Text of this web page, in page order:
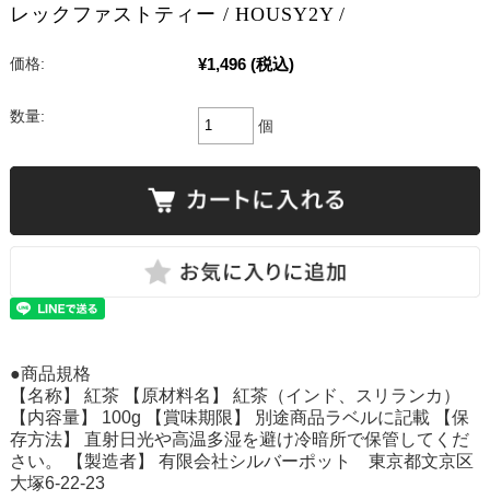
レックファストティー / HOUSY2Y /
価格: ¥1,496 (税込)
数量:
個
●商品規格
【名称】 紅茶 【原材料名】 紅茶（インド、スリランカ）
【内容量】 100g 【賞味期限】 別途商品ラベルに記載 【保
存方法】 直射日光や高温多湿を避け冷暗所で保管してくだ
さい。 【製造者】 有限会社シルバーポット 東京都文京区
大塚6-22-23